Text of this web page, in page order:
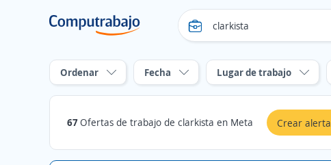
Ordenar Fecha Lugar de trabajo
67Ofertas de trabajo de clarkista en Meta Crear alerta